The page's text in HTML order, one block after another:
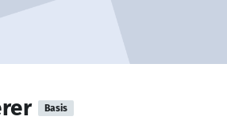
Basis